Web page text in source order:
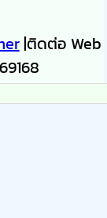
|ติดต่อ Web